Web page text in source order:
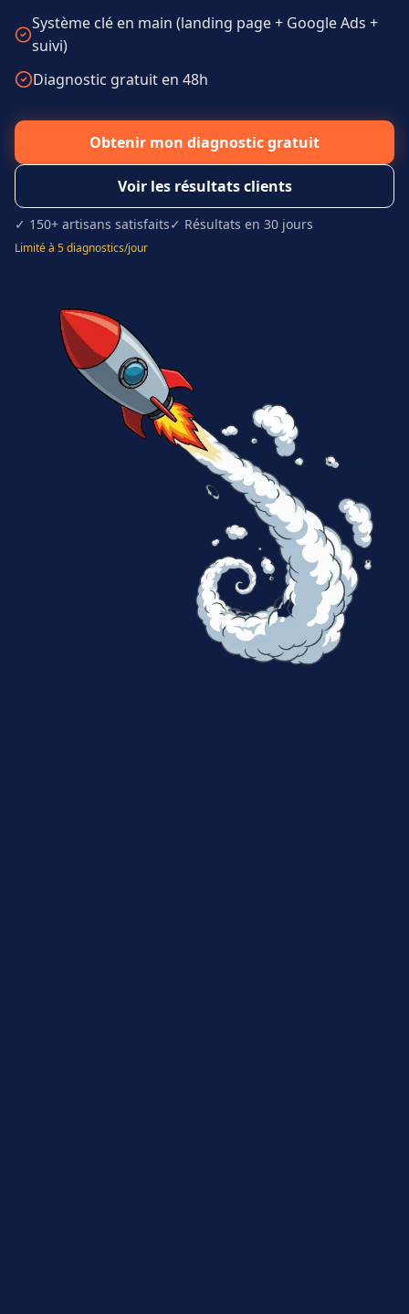
Système clé en main (landing page + Google Ads +
suivi)
Diagnostic gratuit en 48h
Obtenir mon diagnostic gratuit
Voir les résultats clients
✓ 150+ artisans satisfaits✓ Résultats en 30 jours
Limité à 5 diagnostics/jour